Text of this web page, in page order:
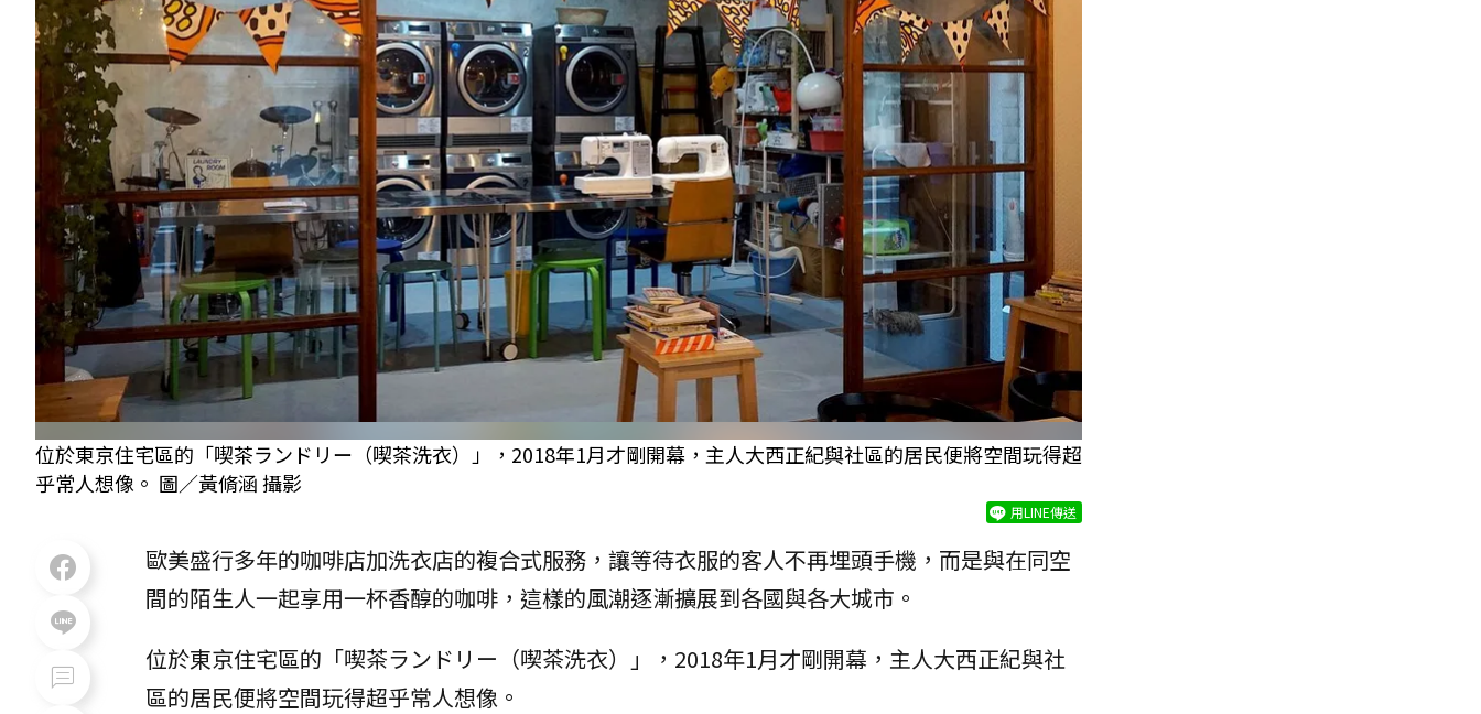
位於東京住宅區的「喫茶ランドリー（喫茶洗衣）」，2018年1月才剛開幕，主人大西正紀與社區的居民便將空間玩得超
乎常人想像。 圖／黃脩涵 攝影
用LINE傳送
歐美盛行多年的咖啡店加洗衣店的複合式服務，讓等待衣服的客人不再埋頭手機，而是與在同空
間的陌生人一起享用一杯香醇的咖啡，這樣的風潮逐漸擴展到各國與各大城市。
位於東京住宅區的「喫茶ランドリー（喫茶洗衣）」，2018年1月才剛開幕，主人大西正紀與社
區的居民便將空間玩得超乎常人想像。